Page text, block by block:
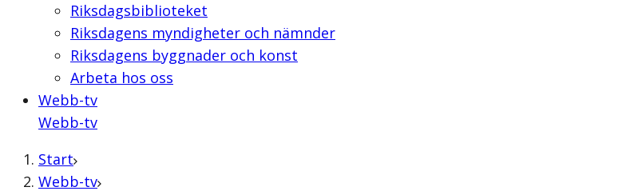
Riksdagsbiblioteket
Riksdagens myndigheter och nämnder
Riksdagens byggnader och konst
Arbeta hos oss
Webb-tv
Webb-tv
Start
Webb-tv